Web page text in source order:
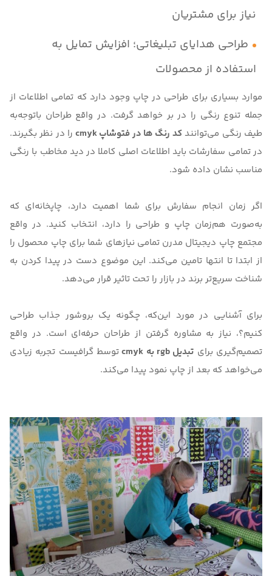
نیاز برای مشتریان
طراحی هدایای تبلیغاتی؛ افزایش تمایل به
استفاده از محصولات
موارد بسیاری برای طراحی در چاپ وجود دارد که تمامی اطلاعات از
جمله تنوع رنگی را در بر خواهد گرفت. در واقع طراحان باتوجه‌به
طیف رنگی می‌توانندکد رنگ ها در فتوشاپ cmyk
را در نظر بگیرند.
در تمامی سفارشات باید اطلاعات اصلی کاملا در دید مخاطب با رنگی
مناسب نشان داده شود.
اگر زمان انجام سفارش برای شما اهمیت دارد، چاپخانه‌ای که
به‌صورت هم‌زمان چاپ و طراحی را دارد، انتخاب کنید. در واقع
مجتمع چاپ دیجیتال مدرن تمامی نیازهای شما برای چاپ محصول را
از ابتدا تا انتها تامین می‌کند. این موضوع دست در پیدا کردن به
شناخت سریع‌تر برند در بازار را تحت تاثیر قرار می‌دهد.
برای آشنایی در مورد این‌که، چگونه یک بروشور جذاب طراحی
کنیم؟، نیاز به مشاوره گرفتن از طراحان حرفه‌ای است. در واقع
تصمیم‌گیری برای تبدیل rgb به cmyk
توسط گرافیست تجربه زیادی
می‌خواهد که بعد از چاپ نمود پیدا می‌کند.